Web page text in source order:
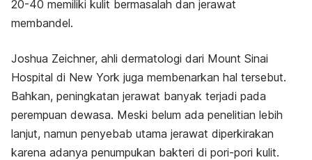
20-40 memiliki kulit bermasalah dan jerawat
membandel.
Joshua Zeichner, ahli dermatologi dari Mount Sinai
Hospital di New York juga membenarkan hal tersebut.
Bahkan, peningkatan jerawat banyak terjadi pada
perempuan dewasa. Meski belum ada penelitian lebih
lanjut, namun penyebab utama jerawat diperkirakan
karena adanya penumpukan bakteri di pori-pori kulit.